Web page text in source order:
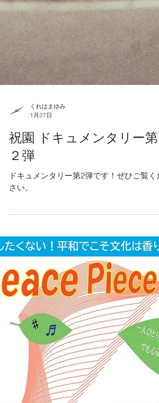
1月27日
祝園 ドキュメンタリー第
２弾
ドキュメンタリー第2弾です！ぜひご覧くだ